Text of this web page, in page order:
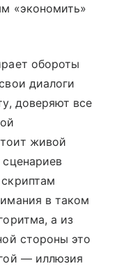
«экономить»
обороты
диалоги
доверяют все
живой
в таком
а из
стороны это
— иллюзия